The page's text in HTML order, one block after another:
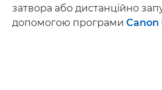
затвора або дистанційно
допомогою програми Canon